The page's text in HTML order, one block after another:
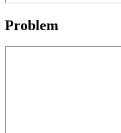
Problem